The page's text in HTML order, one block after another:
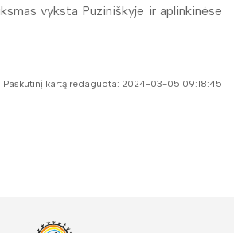
vyksta Puziniškyje ir aplinkinėse
Paskutinį kartą redaguota: 2024-03-05 09:18:45